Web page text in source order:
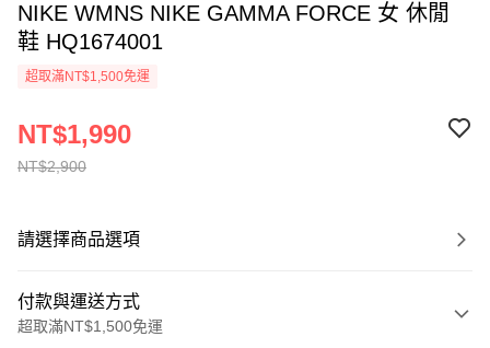
NIKE WMNS NIKE GAMMA FORCE 女 休閒
鞋 HQ1674001
超取滿NT$1,500免運
NT$2,900
NT$1,990
請選擇商品選項
付款與運送方式
超取滿NT$1,500免運